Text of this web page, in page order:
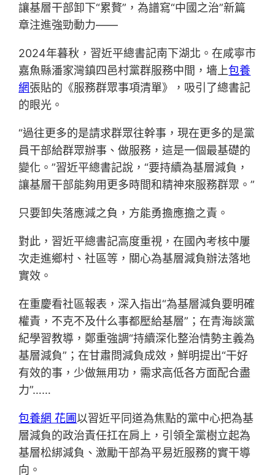
讓基層干部卸下“累贅”，為譜寫“中國之治”新篇
章注進強勁動力——
2024年暮秋，習近平總書記南下湖北。在咸寧市
嘉魚縣潘家灣鎮四邑村黨群服務中間，墻上包養
網張貼的《服務群眾事項清單》，吸引了總書記
的眼光。
“過往更多的是請求群眾往幹事，現在更多的是黨
員干部給群眾辦事、做服務，這是一個最基礎的
變化。”習近平總書記說，“要持續為基層減負，
讓基層干部能夠用更多時間和精神來服務群眾。”
只要卸失落應減之負，方能勇擔應擔之責。
對此，習近平總書記高度重視，在國內考核中屢
次走進鄉村、社區等，關心為基層減負辦法落地
實效。
在重慶看社區報表，深入指出“為基層減負要明確
權責，不克不及什么事都壓給基層”；在青海談黨
紀學習教導，鄭重強調“持續深化整治情勢主義為
基層減負”；在甘肅問減負成效，鮮明提出“干好
有效的事，少做無用功，需求高低各方面配合盡
力”……
包養網 花圃以習近平同道為焦點的黨中心把為基
層減負的政治責任扛在肩上，引領全黨樹立起為
基層松綁減負、激勵干部為平易近服務的實干導
向。